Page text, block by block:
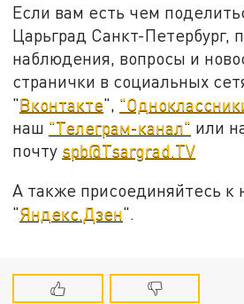
Если вам есть чем
Царьград Санкт-Петербург,
наблюдения, вопросы и
странички в социальных
"Вконтакте",
наш "Телеграм-канал" или
почту spb@Tsargrad.TV
А также присоединяйтесь к
"Яндекс.Дзен".